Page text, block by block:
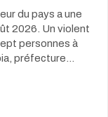
du pays a une
2026. Un violent
personnes à
préfecture…